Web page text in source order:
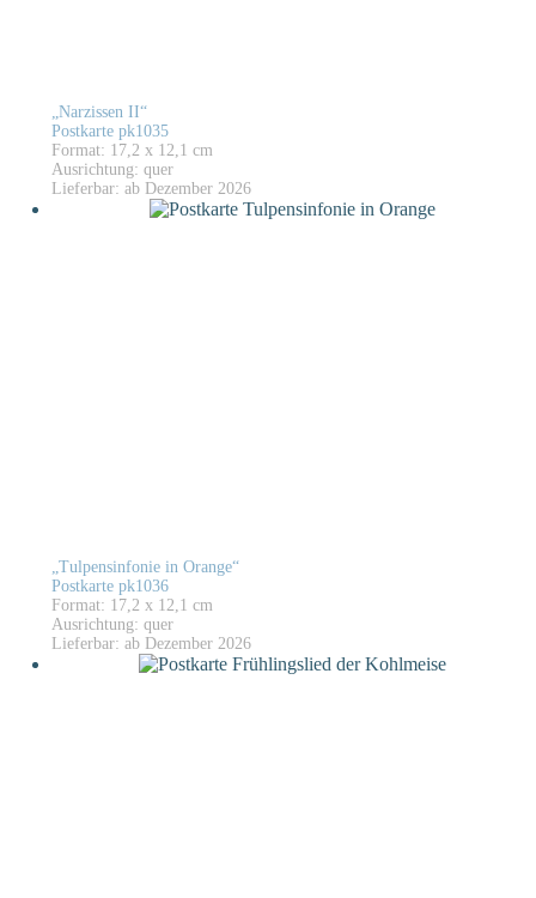
„Narzissen II“
Postkarte pk1035
Format: 17,2 x 12,1 cm
Ausrichtung: quer
Lieferbar: ab Dezember 2026
„Tulpensinfonie in Orange“
Postkarte pk1036
Format: 17,2 x 12,1 cm
Ausrichtung: quer
Lieferbar: ab Dezember 2026